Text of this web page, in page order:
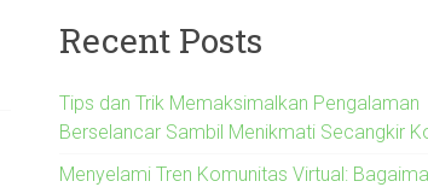
Recent Posts
Tips dan Trik Memaksimalkan Pengalaman
Berselancar Sambil Menikmati Secangkir
Menyelami Tren Komunitas Virtual: